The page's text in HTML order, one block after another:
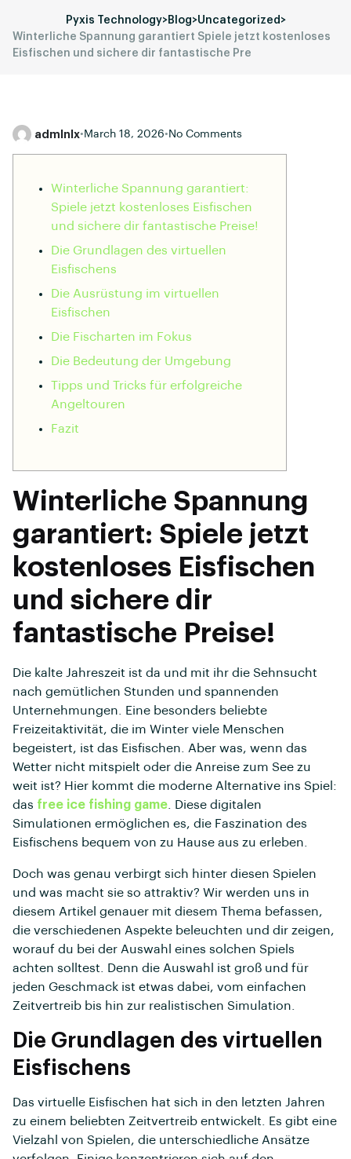
Pyxis Technology>Blog>Uncategorized >
Winterliche Spannung garantiert Spiele jetzt kostenloses
Eisfischen und sichere dir fantastische Pre
admlnlx• March 18, 2026• No Comments
Winterliche Spannung garantiert:
Spiele jetzt kostenloses Eisfischen
und sichere dir fantastische Preise!
Die Grundlagen des virtuellen
Eisfischens
Die Ausrüstung im virtuellen
Eisfischen
Die Fischarten im Fokus
Die Bedeutung der Umgebung
Tipps und Tricks für erfolgreiche
Angeltouren
Fazit
Winterliche Spannung
garantiert: Spiele jetzt
kostenloses Eisfischen
und sichere dir
fantastische Preise!
Die kalte Jahreszeit ist da und mit ihr die Sehnsucht
nach gemütlichen Stunden und spannenden
Unternehmungen. Eine besonders beliebte
Freizeitaktivität, die im Winter viele Menschen
begeistert, ist das Eisfischen. Aber was, wenn das
Wetter nicht mitspielt oder die Anreise zum See zu
weit ist? Hier kommt die moderne Alternative ins Spiel:
das free ice fishing game. Diese digitalen
Simulationen ermöglichen es, die Faszination des
Eisfischens bequem von zu Hause aus zu erleben.
Doch was genau verbirgt sich hinter diesen Spielen
und was macht sie so attraktiv? Wir werden uns in
diesem Artikel genauer mit diesem Thema befassen,
die verschiedenen Aspekte beleuchten und dir zeigen,
worauf du bei der Auswahl eines solchen Spiels
achten solltest. Denn die Auswahl ist groß und für
jeden Geschmack ist etwas dabei, vom einfachen
Zeitvertreib bis hin zur realistischen Simulation.
Die Grundlagen des virtuellen
Eisfischens
Das virtuelle Eisfischen hat sich in den letzten Jahren
zu einem beliebten Zeitvertreib entwickelt. Es gibt eine
Vielzahl von Spielen, die unterschiedliche Ansätze